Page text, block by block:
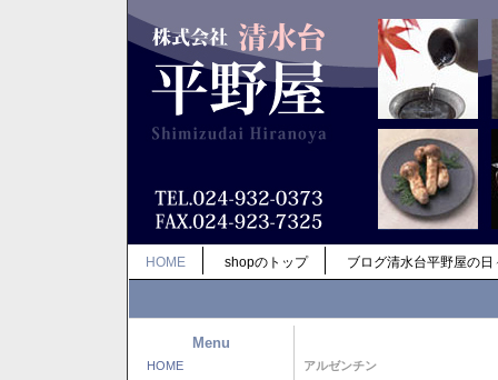
HOME shopのトップ ブログ清水台平野屋の日
Menu
HOME アルゼンチン